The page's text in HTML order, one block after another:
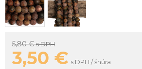
5,80 €s DPH
3,50 € s DPH / šnúra